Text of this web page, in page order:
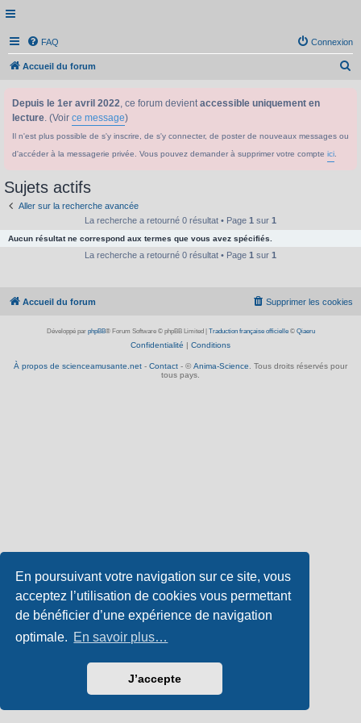
En poursuivant votre navigation sur ce site, vous
acceptez l’utilisation de cookies vous permettant
de bénéficier d’une expérience de navigation
optimale. En savoir plus…
J’accepte
FAQ Connexion
Accueil du forum
Depuis le 1er avril 2022, ce forum devientaccessible uniquement en
lecture. (Voir ce message)
Il n'est plus possible de s'y inscrire, de s'y connecter, de poster de nouveaux messages ou
d'accéder à la messagerie privée. Vous pouvez demander à supprimer votre compte ici
Sujets actifs
Aller sur la recherche avancée
La recherche a retourné 0 résultat • Page 1 sur 1
Aucun résultat ne correspond aux termes que vous avez spécifiés.
La recherche a retourné 0 résultat • Page 1 sur 1
Accueil du forum Supprimer les cookies
Développé par phpBB® Forum Software © phpBB Limited Traduction française officielle© Qiaeru
Confidentialité | Conditions
À propos de scienceamusante.net - Contact - © Anima-Science. Tous droits réservés pour
tous pays.